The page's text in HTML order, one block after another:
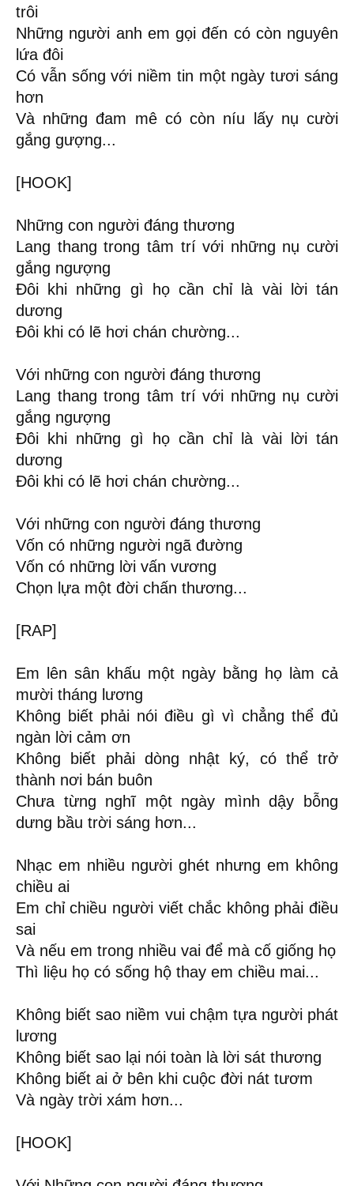
trôi
Những người anh em gọi đến có còn nguyên
lứa đôi
Có vẫn sống với niềm tin một ngày tươi sáng
hơn
Và những đam mê có còn níu lấy nụ cười
gắng gượng...
[HOOK]
Những con người đáng thương
Lang thang trong tâm trí với những nụ cười
gắng ngượng
Đôi khi những gì họ cần chỉ là vài lời tán
dương
Đôi khi có lẽ hơi chán chường...
Với những con người đáng thương
Lang thang trong tâm trí với những nụ cười
gắng ngượng
Đôi khi những gì họ cần chỉ là vài lời tán
dương
Đôi khi có lẽ hơi chán chường...
Với những con người đáng thương
Vốn có những người ngã đường
Vốn có những lời vấn vương
Chọn lựa một đời chấn thương...
[RAP]
Em lên sân khấu một ngày bằng họ làm cả
mười tháng lương
Không biết phải nói điều gì vì chẳng thể đủ
ngàn lời cảm ơn
Không biết phải dòng nhật ký, có thể trở
thành nơi bán buôn
Chưa từng nghĩ một ngày mình dậy bỗng
dưng bầu trời sáng hơn...
Nhạc em nhiều người ghét nhưng em không
chiều ai
Em chỉ chiều người viết chắc không phải điều
sai
Và nếu em trong nhiều vai để mà cố giống họ
Thì liệu họ có sống hộ thay em chiều mai...
Không biết sao niềm vui chậm tựa người phát
lương
Không biết sao lại nói toàn là lời sát thương
Không biết ai ở bên khi cuộc đời nát tươm
Và ngày trời xám hơn...
[HOOK]